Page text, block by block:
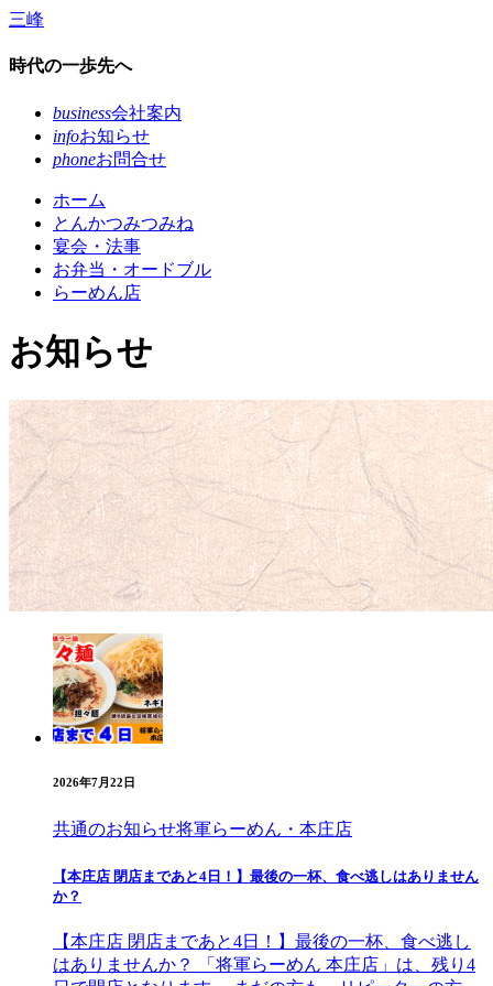
コ
テ
三峰
時代の一歩先へ
business会社案内
infoお知らせ
phoneお問合せ
ホーム
とんかつみつみね
宴会・法事
お弁当・オードブル
らーめん店
お知らせ
2026年7月22日
共通のお知らせ将軍らーめん・本庄店
【本庄店 閉店まであと4日！】最後の一杯、食べ逃しはありません
か？
【本庄店 閉店まであと4日！】最後の一杯、食べ逃し
はありませんか？ 「将軍らーめん 本庄店」は、残り4